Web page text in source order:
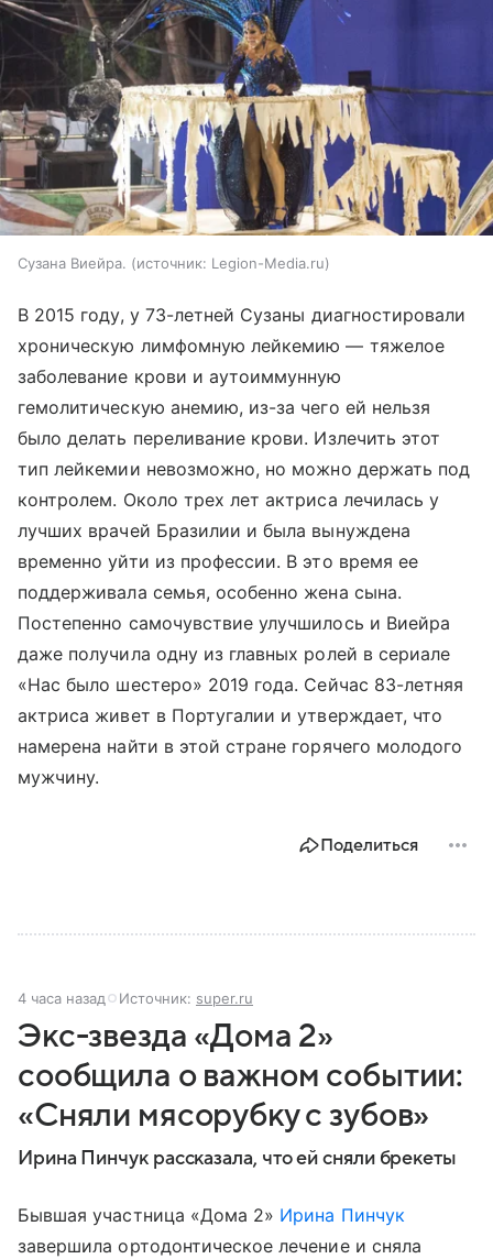
Сузана Виейра. источник: Legion-Media.ru
В 2015 году, у 73-летней Сузаны диагностировали
хроническую лимфомную лейкемию — тяжелое
заболевание крови и аутоиммунную
гемолитическую анемию, из-за чего ей нельзя
было делать переливание крови. Излечить этот
тип лейкемии невозможно, но можно держать под
контролем. Около трех лет актриса лечилась у
лучших врачей Бразилии и была вынуждена
временно уйти из профессии. В это время ее
поддерживала семья, особенно жена сына.
Постепенно самочувствие улучшилось и Виейра
даже получила одну из главных ролей в сериале
«Нас было шестеро» 2019 года. Сейчас 83-летняя
актриса живет в Португалии и утверждает, что
намерена найти в этой стране горячего молодого
мужчину.
Поделиться
4 часа назад Источник: super.ru
Экс-звезда «Дома 2»
сообщила о важном событии:
«Сняли мясорубку с зубов»
Ирина Пинчук рассказала, что ей сняли брекеты
Бывшая участница «Дома 2» Ирина Пинчук
завершила ортодонтическое лечение и сняла